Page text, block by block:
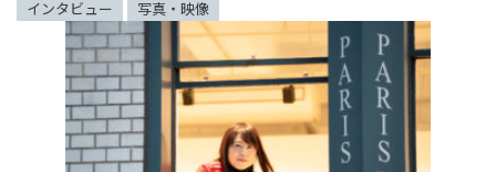
インタビュー 写真・映像